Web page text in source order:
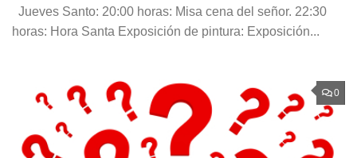
Jueves Santo: 20:00 horas: Misa cena del señor. 22:30
horas: Hora Santa Exposición de pintura: Exposición...
0